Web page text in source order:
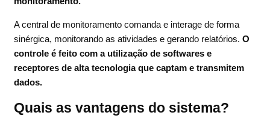
A central de monitoramento comanda e interage de forma
sinérgica, monitorando as atividades e gerando relatórios. O
controle é feito com a utilização de softwares e
receptores de alta tecnologia que captam e transmitem
dados.
Quais as vantagens do sistema?